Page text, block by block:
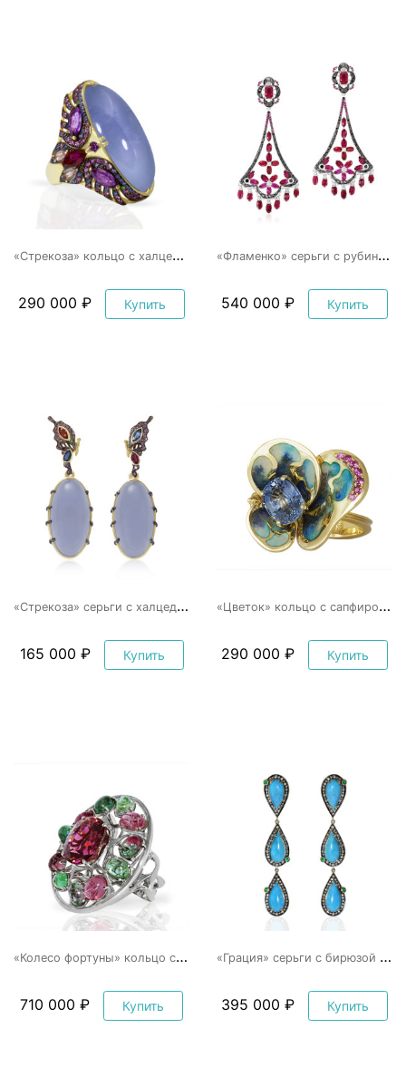
«
Стрекоза» кольцо с халцедоном
290 000 ₽ Купить
«
Фламенко» серьги с рубинами и черными бриллиантами
540 000 ₽ Купить
«
Стрекоза» серьги с халцедоном
165 000 ₽ Купить
«
Цветок» кольцо с сапфиром и эмалью
290 000 ₽ Купить
«
Колесо фортуны» кольцо с турмалинами
710 000 ₽ Купить
«
Грация» серьги с бирюзой и бриллиантами
395 000 ₽ Купить